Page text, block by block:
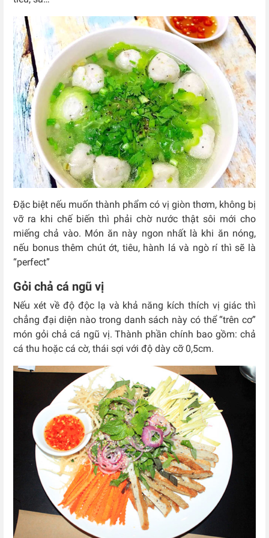
Đặc biệt nếu muốn thành phẩm có vị giòn thơm, không bị
vỡ ra khi chế biến thì phải chờ nước thật sôi mới cho
miếng chả vào. Món ăn này ngon nhất là khi ăn nóng,
nếu bonus thêm chút ớt, tiêu, hành lá và ngò rí thì sẽ là
“perfect”
Gỏi chả cá ngũ vị
Nếu xét về độ độc lạ và khả năng kích thích vị giác thì
chẳng đại diện nào trong danh sách này có thể “trên cơ”
món gỏi chả cá ngũ vị. Thành phần chính bao gồm: chả
cá thu hoặc cá cờ, thái sợi với độ dày cỡ 0,5cm.